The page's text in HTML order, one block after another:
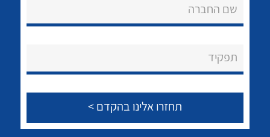
לכל מוצרי היצרן לכל מוצרי היצרן
שם החברה
תפקיד